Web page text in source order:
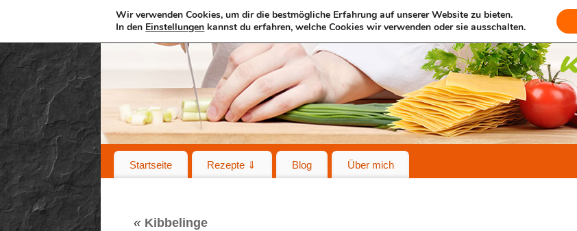
Startseite Rezepte ⇓ Blog Über mich
« Kibbelinge
Wir verwenden Cookies, um dir die bestmögliche Erfahrung auf unserer Website zu bieten.
In den Einstellungen kannst du erfahren, welche Cookies wir verwenden oder sie ausschalten.